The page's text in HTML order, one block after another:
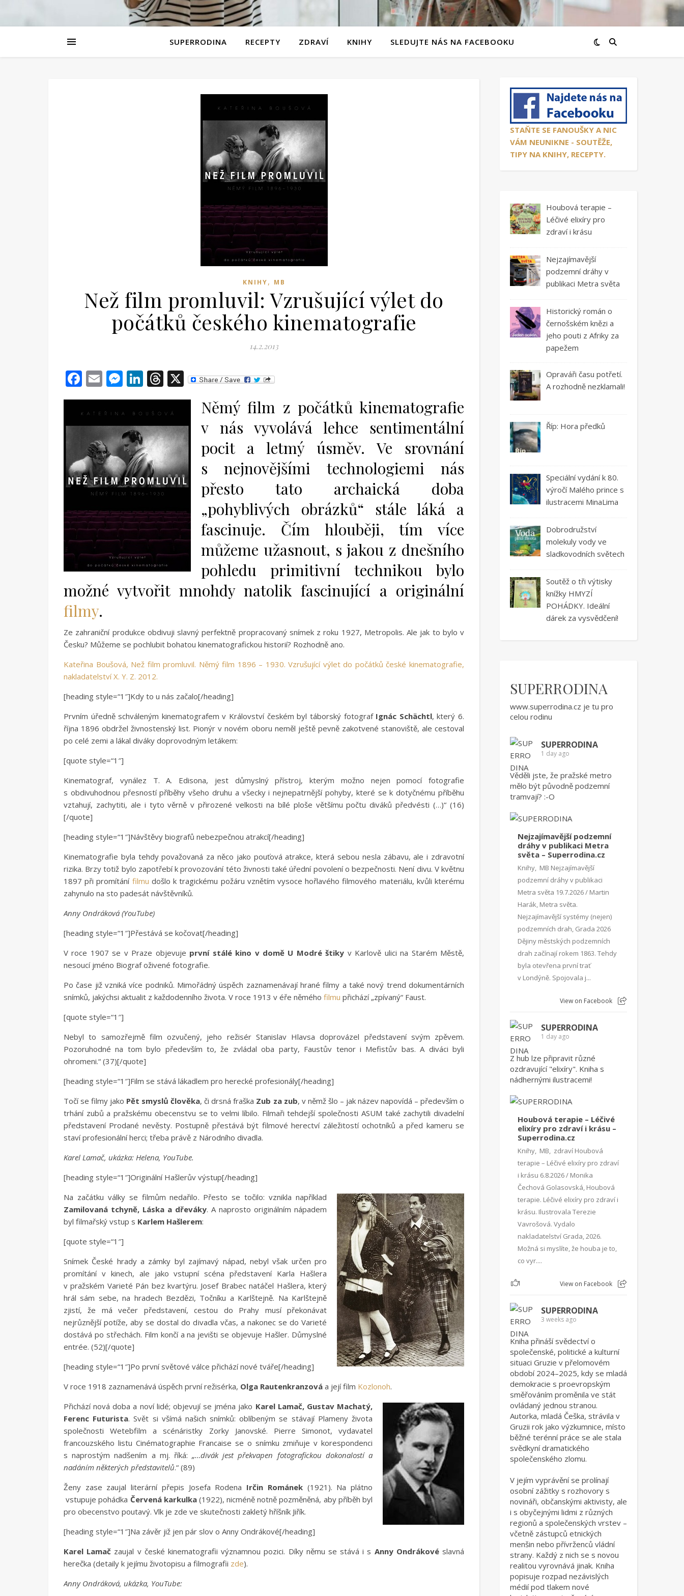
SUPERRODINA RECEPTY ZDRAVÍ KNIHY SLEDUJTE NÁS NA FACEBOOKU
KNIHY, MB
Než film promluvil: Vzrušující výlet do
počátků českého kinematografie
14.2.2013
Facebook
EmailMessenger
LinkedIn
Threads
X
Němý film z počátků kinematografie
v nás vyvolává lehce sentimentální
pocit a letmý úsměv. Ve srovnání
s nejnovějšími technologiemi nás
přesto tato archaická doba
„pohyblivých obrázků“ stále láká a
fascinuje. Čím hlouběji, tím více
můžeme užasnout, s jakou z dnešního
pohledu primitivní technikou bylo
možné vytvořit mnohdy natolik fascinující a originální
filmy.
Ze zahraniční produkce obdivuji slavný perfektně propracovaný snímek z roku 1927, Metropolis. Ale jak to bylo v
Česku? Můžeme se pochlubit bohatou kinematografickou historií? Rozhodně ano.
Kateřina Boušová, Než film promluvil. Němý film 1896 – 1930. Vzrušující výlet do počátků české kinematografie,
nakladatelství X. Y. Z. 2012.
[heading style=“1″]Kdy to u nás začalo[/heading]
Prvním úředně schváleným kinematografem v Království českém byl táborský fotograf Ignác Schächtl, který 6.
října 1896 obdržel živnostenský list. Pionýr v novém oboru neměl ještě pevně zakotvené stanoviště, ale cestoval
po celé zemi a lákal diváky doprovodným letákem:
[quote style=“1″]
Kinematograf, vynález T. A. Edisona, jest důmyslný přístroj, kterým možno nejen pomocí fotografie
s obdivuhodnou přesností příběhy všeho druhu a všecky i nejnepatrnější pohyby, které se k dotyčnému příběhu
vztahují, zachytiti, ale i tyto věrně v přirozené velkosti na bílé ploše většímu počtu diváků předvésti (…)“ (16)
[/quote]
[heading style=“1″]Návštěvy biografů nebezpečnou atrakcí[/heading]
Kinematografie byla tehdy považovaná za něco jako pouťová atrakce, která sebou nesla zábavu, ale i zdravotní
rizika. Brzy totiž bylo zapotřebí k provozování této živnosti také úřední povolení o bezpečnosti. Není divu. V květnu
1897 při promítání filmu došlo k tragickému požáru vznětím vysoce hořlavého filmového materiálu, kvůli kterému
zahynulo na sto padesát návštěvníků.
Anny Ondráková (YouTube)
[heading style=“1″]Přestává se kočovat[/heading]
V roce 1907 se v Praze objevuje první stálé kino v domě U Modré štiky v Karlově ulici na Starém Městě,
nesoucí jméno Biograf oživené fotografie.
Po čase již vzniká více podniků. Mimořádný úspěch zaznamenávají hrané filmy a také nový trend dokumentárních
snímků, jakýchsi aktualit z každodenního života. V roce 1913 v éře němého filmu přichází „zpívaný“ Faust.
[quote style=“1″]
Nebyl to samozřejmě film ozvučený, jeho režisér Stanislav Hlavsa doprovázel představení svým zpěvem.
Pozoruhodné na tom bylo především to, že zvládal oba party, Faustův tenor i Mefistův bas. A diváci byli
ohromeni.“ (37)[/quote]
[heading style=“1″]Film se stává lákadlem pro herecké profesionály[/heading]
Točí se filmy jako Pět smyslů člověka, či drsná fraška Zub za zub, v němž šlo – jak název napovídá – především o
trhání zubů a pražskému obecenstvu se to velmi líbilo. Filmaři tehdejší společnosti ASUM také zachytili divadelní
představení Prodané nevěsty. Postupně přestává být filmové herectví záležitostí ochotníků a před kameru se
staví profesionální herci; třeba právě z Národního divadla.
Karel Lamač, ukázka: Helena, YouTube.
[heading style=“1″]Originální Hašlerův výstup[/heading]
Na začátku války se filmům nedařilo. Přesto se točilo: vznikla například
Zamilovaná tchyně, Láska a dřeváky. A naprosto originálním nápadem
byl filmařský vstup s Karlem Hašlerem:
[quote style=“1″]
Snímek České hrady a zámky byl zajímavý nápad, nebyl však určen pro
promítání v kinech, ale jako vstupní scéna představení Karla Hašlera
v pražském Varieté Pán bez kvartýru. Josef Brabec natáčel Hašlera, který
hrál sám sebe, na hradech Bezdězi, Točníku a Karlštejně. Na Karlštejně
zjistí, že má večer představení, cestou do Prahy musí překonávat
nejrůznější potíže, aby se dostal do divadla včas, a nakonec se do Varieté
dostává po střechách. Film končí a na jevišti se objevuje Hašler. Důmyslné
entrée. (52)[/quote]
[heading style=“1″]Po první světové válce přichází nové tváře[/heading]
V roce 1918 zaznamenává úspěch první režisérka, Olga Rautenkranzová a její film Kozlonoh.
Přichází nová doba a noví lidé; objevují se jména jako Karel Lamač,Gustav Machatý,
Ferenc Futurista. Svět si všímá našich snímků: oblíbeným se stávají Plameny života
společnosti Wetebfilm a scénáristky Zorky Janovské. Pierre Simonot, vydavatel
francouzského listu Cinématographie Francaise se o snímku zmiňuje v korespondenci
s naprostým nadšením a mj. říká:„…divák jest překvapen fotografickou dokonalostí a
nadáním některých představitelů.“ (89)
Ženy zase zaujal literární přepis Josefa Rodena Irčin Románek(1921). Na plátno
vstupuje pohádka Červená karkulka(1922), nicméně notně pozměněná, aby příběh byl
pro obecenstvo poutavý. Vlk je zde ve skutečnosti zakletý hříšník Jiřík.
[heading style=“1″]Na závěr již jen pár slov o Anny Ondrákové[/heading]
Karel Lamač zaujal v české kinematografii významnou pozici. Díky němu se stává i s Anny Ondrákovéslavná
herečka (detaily k jejímu životopisu a filmografii zde).
Anny Ondráková, ukázka, YouTube:
STAŇTE SE FANOUŠKY A NIC
VÁM NEUNIKNE - SOUTĚŽE,
TIPY NA KNIHY, RECEPTY.
Houbová terapie –
Léčivé elixíry pro
zdraví i krásu
Nejzajímavější
podzemní dráhy v
publikaci Metra světa
Historický román o
černošském knězi a
jeho pouti z Afriky za
papežem
Opraváři času potřetí.
A rozhodně nezklamali!
Říp: Hora předků
Speciální vydání k 80.
výročí Malého prince s
ilustracemi MinaLima
Dobrodružství
molekuly vody ve
sladkovodních světech
Soutěž o tři výtisky
knížky HMYZÍ
POHÁDKY. Ideální
dárek za vysvědčení!
SUPERRODINA
www.superrodina.cz je tu pro
celou rodinu
SUPERRODINA
1 day ago
Věděli jste, že pražské metro
mělo být původně podzemní
tramvají? :-O
Nejzajímavější podzemní
dráhy v publikaci Metra
světa – Superrodina.cz
Knihy, MB Nejzajímavější
podzemní dráhy v publikaci
Metra světa 19.7.2026 / Martin
Harák, Metra světa.
Nejzajímavější systémy (nejen)
podzemních drah, Grada 2026
Dějiny městských podzemních
drah začínají rokem 1863. Tehdy
byla otevřena první trať
v Londýně. Spojovala j...
View on Facebook
SUPERRODINA
1 day ago
Z hub lze připravit různé
ozdravující "elixíry". Kniha s
nádhernými ilustracemi!
Houbová terapie – Léčivé
elixíry pro zdraví i krásu –
Superrodina.cz
Knihy, MB, zdraví Houbová
terapie – Léčivé elixíry pro zdraví
i krásu 6.8.2026 / Monika
Čechová Golasovská, Houbová
terapie. Léčivé elixíry pro zdraví i
krásu. Ilustrovala Terezie
Vavrošová. Vydalo
nakladatelství Grada, 2026.
Možná si myslíte, že houba je to,
co vyr....
1 View on Facebook
SUPERRODINA
3 weeks ago
Kniha přináší svědectví o
společenské, politické a kulturní
situaci Gruzie v přelomovém
období 2024–2025, kdy se mladá
demokracie s proevropským
směřováním proměnila ve stát
ovládaný jednou stranou.
Autorka, mladá Češka, strávila v
Gruzii rok jako výzkumnice, místo
běžné terénní práce se ale stala
svědkyní dramatického
společenského zlomu.
V jejím vyprávění se prolínají
osobní zážitky s rozhovory s
novináři, občanskými aktivisty, ale
i s obyčejnými lidmi z různých
regionů a společenských vrstev –
včetně zástupců etnických
menšin nebo přívrženců vládní
strany. Každý z nich se s novou
realitou vyrovnává jinak. Kniha
popisuje rozpad nezávislých
médií pod tlakem nové